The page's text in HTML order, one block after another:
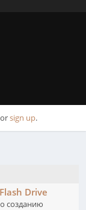
orsign up.
Drive
созданию